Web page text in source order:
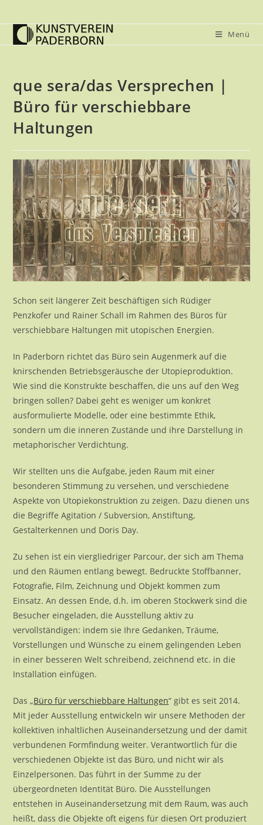
Inhalt
springen
Menü
que sera/das Versprechen |
Büro für verschiebbare
Haltungen
Schon seit längerer Zeit beschäftigen sich Rüdiger
Penzkofer und Rainer Schall im Rahmen des Büros für
verschiebbare Haltungen mit utopischen Energien.
In Paderborn richtet das Büro sein Augenmerk auf die
knirschenden Betriebsgeräusche der Utopieproduktion.
Wie sind die Konstrukte beschaffen, die uns auf den Weg
bringen sollen? Dabei geht es weniger um konkret
ausformulierte Modelle, oder eine bestimmte Ethik,
sondern um die inneren Zustände und ihre Darstellung in
metaphorischer Verdichtung.
Wir stellten uns die Aufgabe, jeden Raum mit einer
besonderen Stimmung zu versehen, und verschiedene
Aspekte von Utopiekonstruktion zu zeigen. Dazu dienen uns
die Begriffe Agitation / Subversion, Anstiftung,
Gestalterkennen und Doris Day.
Zu sehen ist ein viergliedriger Parcour, der sich am Thema
und den Räumen entlang bewegt. Bedruckte Stoffbanner,
Fotografie, Film, Zeichnung und Objekt kommen zum
Einsatz. An dessen Ende, d.h. im oberen Stockwerk sind die
Besucher eingeladen, die Ausstellung aktiv zu
vervollständigen: indem sie Ihre Gedanken, Träume,
Vorstellungen und Wünsche zu einem gelingenden Leben
in einer besseren Welt schreibend, zeichnend etc. in die
Installation einfügen.
Das „Büro für verschiebbare Haltungen“ gibt es seit 2014.
Mit jeder Ausstellung entwickeln wir unsere Methoden der
kollektiven inhaltlichen Auseinandersetzung und der damit
verbundenen Formfindung weiter. Verantwortlich für die
verschiedenen Objekte ist das Büro, und nicht wir als
Einzelpersonen. Das führt in der Summe zu der
übergeordneten Identität Büro. Die Ausstellungen
entstehen in Auseinandersetzung mit dem Raum, was auch
heißt, dass die Objekte oft eigens für diesen Ort produziert